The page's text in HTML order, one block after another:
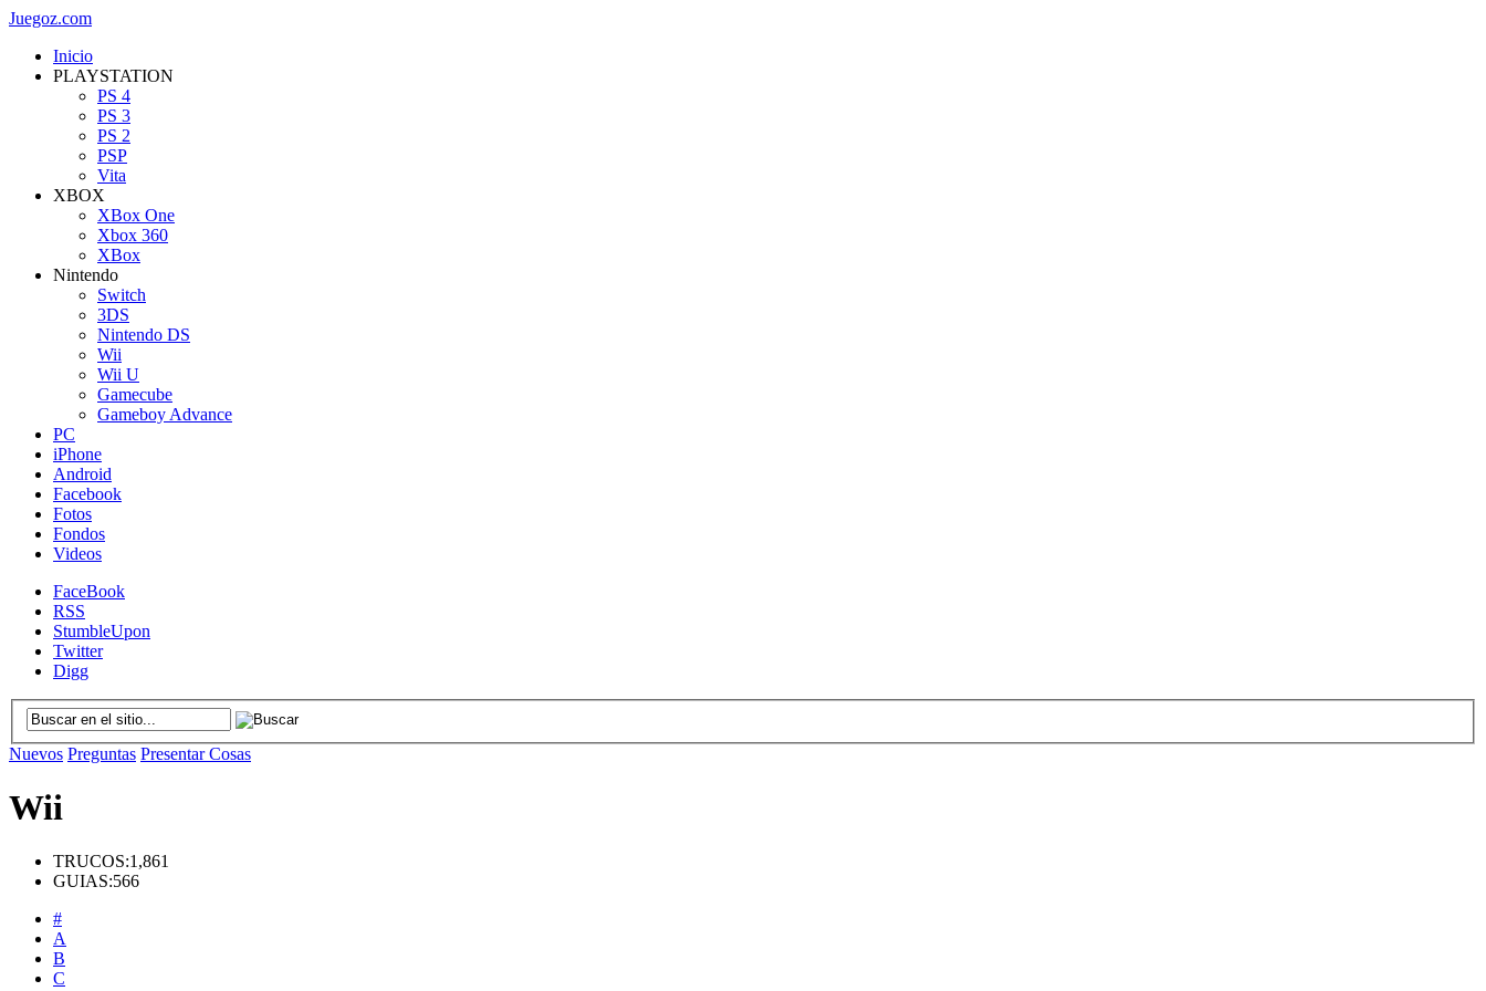
Juegoz.com
Inicio
PLAYSTATION
PS 4
PS 3
PS 2
PSP
Vita
XBOX
XBox One
Xbox 360
XBox
Nintendo
Switch
3DS
Nintendo DS
Wii
Wii U
Gamecube
Gameboy Advance
PC
iPhone
Android
Facebook
Fotos
Fondos
Videos
FaceBook
RSS
StumbleUpon
Twitter
Digg
Nuevos Preguntas Presentar Cosas
Wii
TRUCOS:1,861
GUIAS:566
#
A
B
C